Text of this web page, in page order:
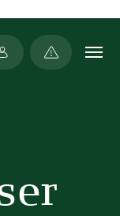
Min side